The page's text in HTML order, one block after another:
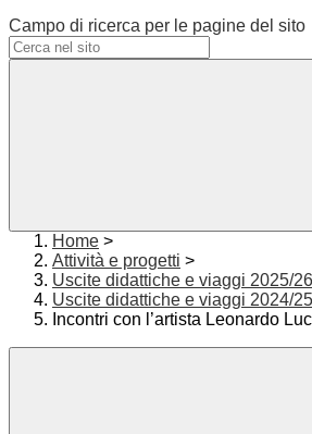
Campo di ricerca per le pagine del sito
Home >
Attività e progetti >
Uscite didattiche e viaggi 2025/26
Uscite didattiche e viaggi 2024/25
Incontri con l’artista Leonardo